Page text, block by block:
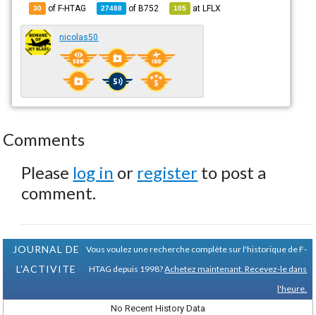
30 of F-HTAG 27488 ofB752 105 atLFLX
nicolas50
Comments
Please log in or register to post a
comment.
JOURNAL DE
L'ACTIVITE
Vous voulez une recherche complète sur l'historique de F-
HTAG depuis 1998?Achetez maintenant. Recevez-le dans
l'heure.
No Recent History Data